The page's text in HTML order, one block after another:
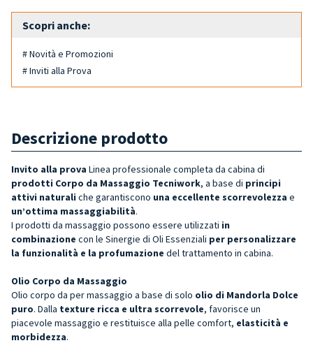
Scopri anche:
# Novità e Promozioni
# Inviti alla Prova
Descrizione prodotto
Invito alla prova Linea professionale completa da cabina di
prodotti Corpo da Massaggio Tecniwork, a base di principi
attivi naturali che garantiscono una eccellente scorrevolezza e
un’ottima massaggiabilità.
I prodotti da massaggio possono essere utilizzati in
combinazione con le Sinergie di Oli Essenziali per personalizzare
la funzionalità e la profumazione del trattamento in cabina.
Olio Corpo da Massaggio
Olio corpo da per massaggio a base di solo olio di Mandorla Dolce
puro. Dalla texture ricca e ultra scorrevole, favorisce un
piacevole massaggio e restituisce alla pelle comfort, elasticità e
morbidezza.